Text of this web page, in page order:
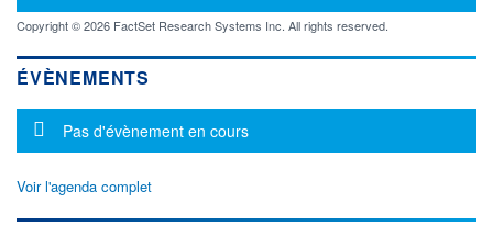
Copyright © 2026 FactSet Research Systems Inc. All rights reserved.
ÉVÈNEMENTS
Message d'information
Pas d'évènement en cours
Voir l'agenda complet